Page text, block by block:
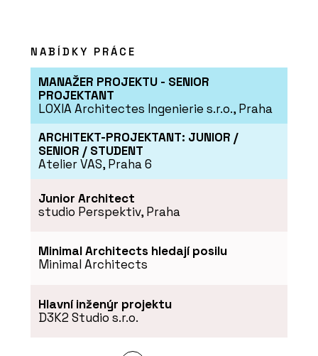
ČLÁNKY
Nový cowork v Nuselském
pivovaru nabízí zázemí,
komunitu i promyšlené
koupelny
PRODUKTY
NABÍDKY PRÁCE
MANAŽER PROJEKTU - SENIOR
PROJEKTANT
LOXIA Architectes Ingenierie s.r.o., Praha
ARCHITEKT-PROJEKTANT: JUNIOR /
SENIOR / STUDENT
Atelier VAS, Praha 6
Junior Architect
studio Perspektiv, Praha
Minimal Architects hledají posilu
Minimal Architects
Hlavní inženýr projektu
D3K2 Studio s.r.o.